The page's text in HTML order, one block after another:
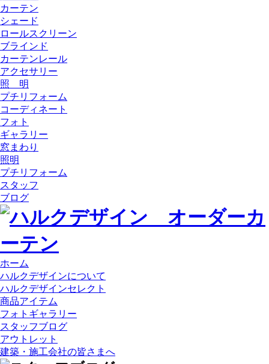
カーテン
シェード
ロールスクリーン
ブラインド
カーテンレール
アクセサリー
照 明
プチリフォーム
コーディネート
フォト
ギャラリー
窓まわり
照明
プチリフォーム
スタッフ
ブログ
ホーム
ハルクデザインについて
ハルクデザインセレクト
商品アイテム
フォトギャラリー
スタッフブログ
アウトレット
建築・施工会社の皆さまへ